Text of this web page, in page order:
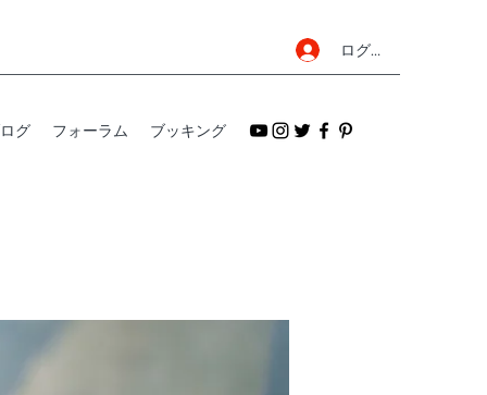
ログイン
グ フォーラム ブッキング